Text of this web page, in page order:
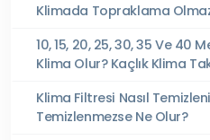
Klimada Topraklama
10, 15, 20, 25, 30, 35 Ve 40
Klima Olur? Kaçlık Klima
Klima Filtresi Nasıl
Temizlenmezse Ne Olur?